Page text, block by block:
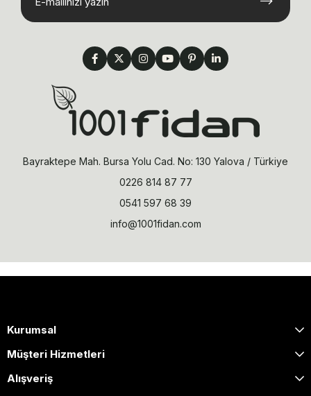
Bayraktepe Mah. Bursa Yolu Cad. No: 130 Yalova / Türkiye
0226 814 87 77
0541 597 68 39
info@1001fidan.com
Kurumsal
Müşteri Hizmetleri
Alışveriş